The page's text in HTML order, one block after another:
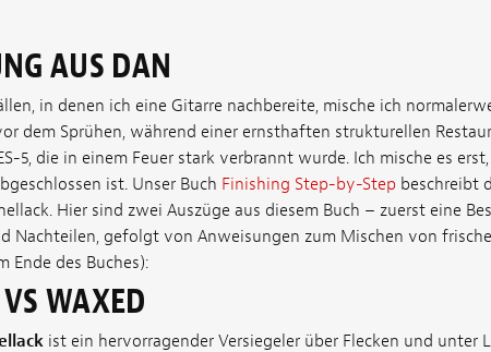
AUS DAN
in denen ich eine Gitarre nachbereite, mische ich
dem Sprühen, während einer ernsthaften strukturellen
5, die in einem Feuer stark verbrannt wurde. Ich mische es
ist. Unser Buch Finishing Step-by-Stepbeschreibt
Hier sind zwei Auszüge aus diesem Buch – zuerst eine
Nachteilen, gefolgt von Anweisungen zum Mischen von
Ende des Buches):
WAXED
ist ein hervorragender Versiegeler über Flecken und unter